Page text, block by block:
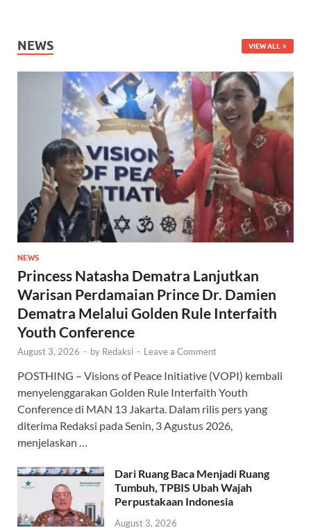
NEWS VIEW ALL
NEWS
Princess Natasha Dematra Lanjutkan
Warisan Perdamaian Prince Dr. Damien
Dematra Melalui Golden Rule Interfaith
Youth Conference
August 3, 2026 - by Redaksi - Leave a Comment
POSTHING – Visions of Peace Initiative (VOPI) kembali
menyelenggarakan Golden Rule Interfaith Youth
Conference di MAN 13 Jakarta. Dalam rilis pers yang
diterima Redaksi pada Senin, 3 Agustus 2026,
menjelaskan …
Dari Ruang Baca Menjadi Ruang
Tumbuh, TPBIS Ubah Wajah
Perpustakaan Indonesia
August 3, 2026